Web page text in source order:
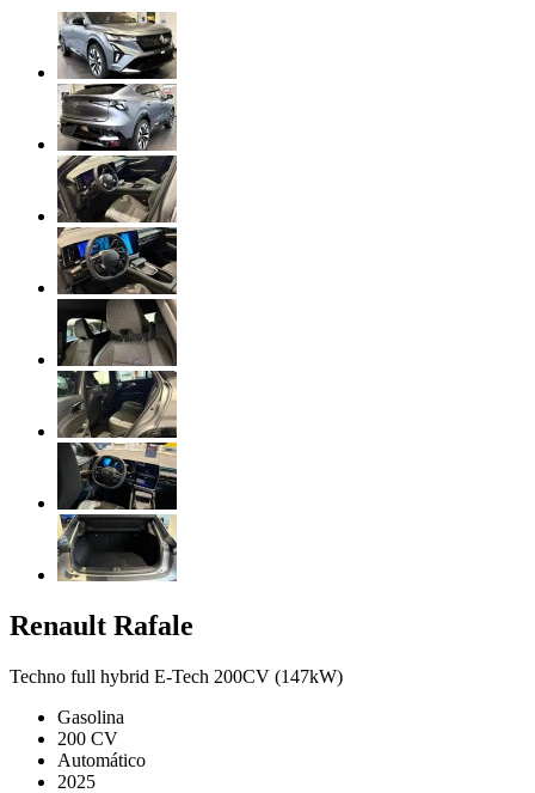
Renault Rafale
Techno full hybrid E-Tech 200CV (147kW)
Gasolina
200 CV
Automático
2025